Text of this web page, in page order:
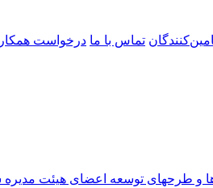
تماس با ما درخواست
و طرحهای توسعه‌ اعضای هیئت مدیره